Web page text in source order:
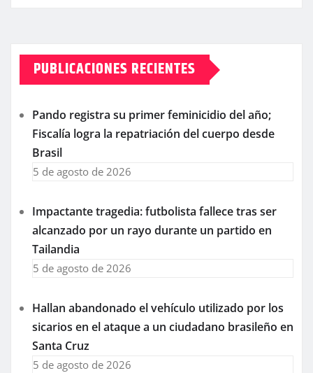
PUBLICACIONES RECIENTES
Pando registra su primer feminicidio del año;
Fiscalía logra la repatriación del cuerpo desde
Brasil
5 de agosto de 2026
Impactante tragedia: futbolista fallece tras ser
alcanzado por un rayo durante un partido en
Tailandia
5 de agosto de 2026
Hallan abandonado el vehículo utilizado por los
sicarios en el ataque a un ciudadano brasileño en
Santa Cruz
5 de agosto de 2026